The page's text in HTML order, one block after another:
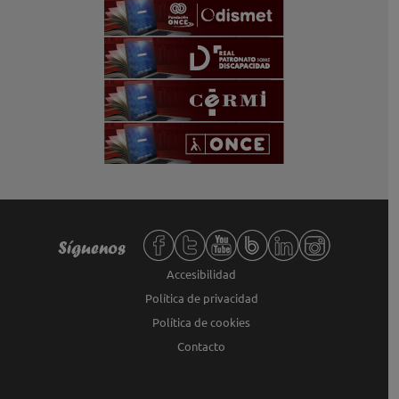
Redes sociales de Fundación ONCE,
Síguenos
Accesibilidad
Política de privacidad
Política de cookies
Contacto